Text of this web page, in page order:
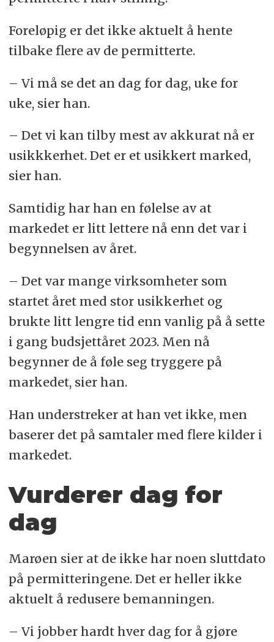
Foreløpig er det ikke aktuelt å hente
tilbake flere av de permitterte.
– Vi må se det an dag for dag, uke for
uke, sier han.
– Det vi kan tilby mest av akkurat nå er
usikkkerhet. Det er et usikkert marked,
sier han.
Samtidig har han en følelse av at
markedet er litt lettere nå enn det var i
begynnelsen av året.
– Det var mange virksomheter som
startet året med stor usikkerhet og
brukte litt lengre tid enn vanlig på å sette
i gang budsjettåret 2023. Men nå
begynner de å føle seg tryggere på
markedet, sier han.
Han understreker at han vet ikke, men
baserer det på samtaler med flere kilder i
markedet.
Vurderer dag for
dag
Marøen sier at de ikke har noen sluttdato
på permitteringene. Det er heller ikke
aktuelt å redusere bemanningen.
– Vi jobber hardt hver dag for å gjøre